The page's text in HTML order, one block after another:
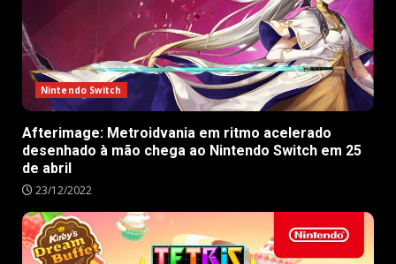
Nintendo Switch
Afterimage: Metroidvania em ritmo acelerado
desenhado à mão chega ao Nintendo Switch em 25
de abril
23/12/2022